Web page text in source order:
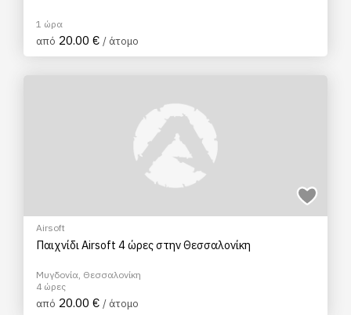
1 ώρα
από 20.00 € / άτομο
Airsoft
Παιχνίδι Airsoft 4 ώρες στην Θεσσαλονίκη
Μυγδονία, Θεσσαλονίκη
4 ώρες
από 20.00 € / άτομο